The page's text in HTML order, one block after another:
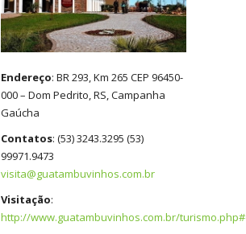
Endereço: BR 293, Km 265 CEP 96450-
000 – Dom Pedrito, RS, Campanha
Gaúcha
Contatos: (53) 3243.3295 (53)
99971.9473
visita@guatambuvinhos.com.br
Visitação:
http://www.guatambuvinhos.com.br/